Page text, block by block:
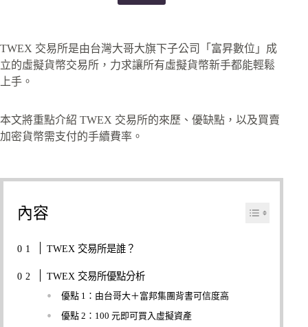
TWEX 交易所是由台灣大哥大旗下子公司「富昇數位」成
立的虛擬貨幣交易所，力求讓所有虛擬貨幣新手都能輕鬆
上手。
本文將重點介紹 TWEX 交易所的來歷、優缺點，以及買賣
加密貨幣需支付的手續費率。
內容
TWEX 交易所是誰？
TWEX 交易所優點分析
優點 1：由台哥大＋富邦集團背書可信度高
優點 2：100 元即可買入虛擬資產